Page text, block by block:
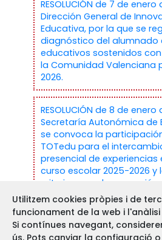
RESOLUCIÓN de 7 de
Dirección General de
Educativa, por la que se
diagnóstico del alumnado
educativos sostenidos
la Comunidad Valenciana
2026.
RESOLUCIÓN de 8 de
Secretaría Autonómica de
se convoca la
TOTedu para el
presencial de
curso escolar 2025-2026 y
criterios para la concesión
TOTedu en la fase 3.
Extracto de la Orden
Utilitzem cookies pròpies i de
funcionament de la web i
Si contínues navegant,
ús. Pots canviar la configuració